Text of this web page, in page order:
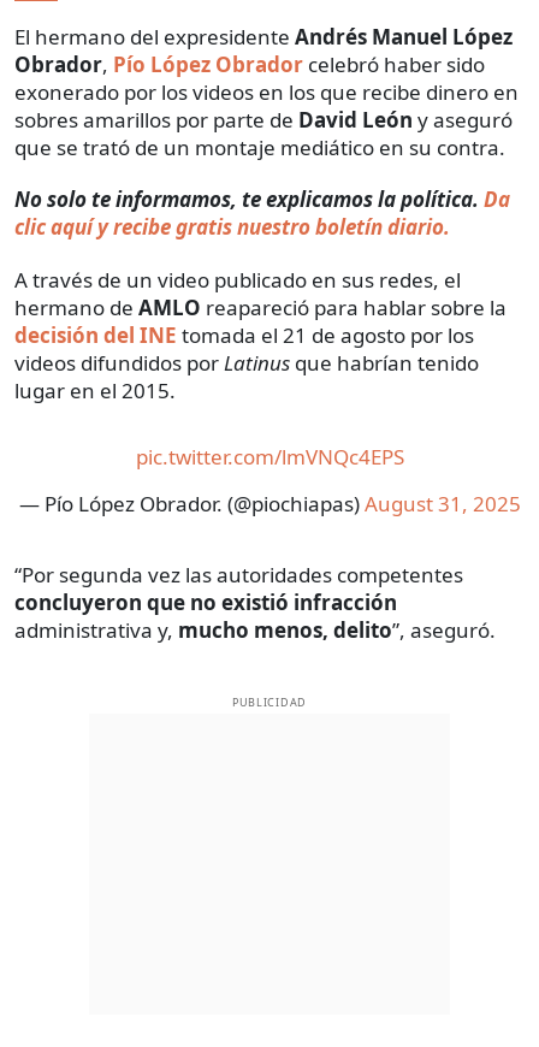
El hermano del expresidente Andrés Manuel López
Obrador, Pío López Obrador celebró haber sido
exonerado por los videos en los que recibe dinero en
sobres amarillos por parte de David León y aseguró
que se trató de un montaje mediático en su contra.
No solo te informamos, te explicamos la política. Da
clic aquí y recibe gratis nuestro boletín diario.
A través de un video publicado en sus redes, el
hermano de AMLO reapareció para hablar sobre la
decisión del INE tomada el 21 de agosto por los
videos difundidos porLatinus que habrían tenido
lugar en el 2015.
pic.twitter.com/lmVNQc4EPS
— Pío López Obrador. (@piochiapas)August 31, 2025
“Por segunda vez las autoridades competentes
concluyeron que no existió infracción
administrativa y, mucho menos, delito”, aseguró.
PUBLICIDAD